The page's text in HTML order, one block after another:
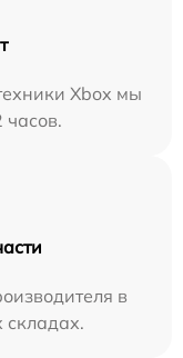
Xbox мы
часов.
в
складах.